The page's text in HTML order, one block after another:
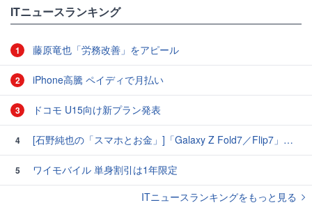
ITニュースランキング
1 藤原竜也「労務改善」をアピール
2 iPhone高騰 ペイディで月払い
3 ドコモ U15向け新プラン発表
4 [石野純也の「スマホとお金」]「Galaxy Z Fold7／Flip7」発表、注目したいソフトバンクの価格攻勢
5
ワイモバイル 単身割引は1年限定
ITニュースランキングをもっと見る